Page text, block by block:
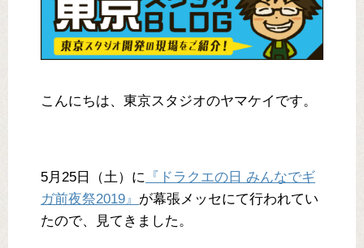
こんにちは、東京スタジオのヤマケイです。
5月25日（土）に 『ドラクエの日 みんなでギ
ガ前夜祭2019』 が幕張メッセにて行われてい
たので、見てきました。